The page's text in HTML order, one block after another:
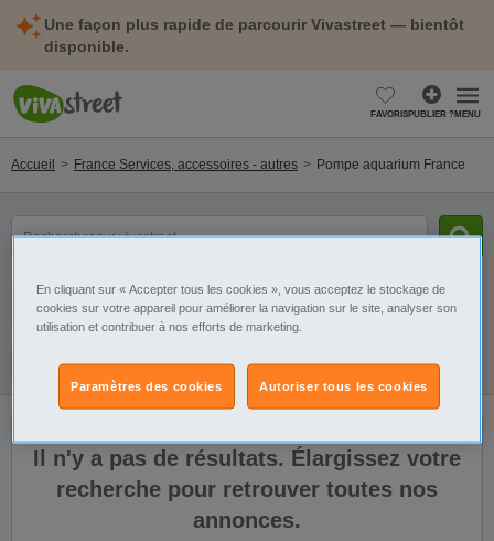
Une façon plus rapide de parcourir Vivastreet — bientôt
disponible.
FAVORISPUBLIER ?MENU
Accueil France Services, accessoires - autres Pompe aquarium France
clé(s)
Catégorie Sélectionnez la localisation
Galerie Alerte
Il n'y a pas de résultats. Élargissez votre
recherche pour retrouver toutes nos
annonces.
En cliquant sur « Accepter tous les cookies », vous acceptez le stockage de
cookies sur votre appareil pour améliorer la navigation sur le site, analyser son
utilisation et contribuer à nos efforts de marketing.
Autoriser tous les cookies
Paramètres des cookies